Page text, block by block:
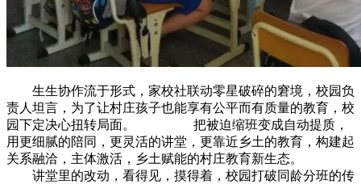
生生协作流于形式，家校社联动零星破碎的窘境，校园负
责人坦言，为了让村庄孩子也能享有公平而有质量的教育，校
园下定决心扭转局面。 把被迫缩班变成自动提质，
用更细腻的陪同，更灵活的讲堂，更靠近乡土的教育，构建起
关系融洽，主体激活，乡土赋能的村庄教育新生态。
讲堂里的改动，看得见，摸得着，校园打破同龄分班的传